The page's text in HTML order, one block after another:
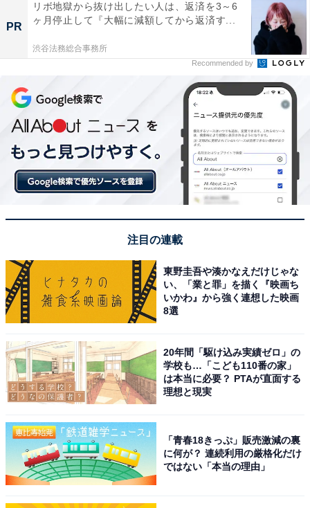
PR
リボ地獄から抜け出したい人は、返済を3～6
ヶ月停止して『大幅に減額してから返済す...
渋谷法務総合事務所
Recommended by
注目の連載
東野圭吾や湊かなえだけじゃな
い、「業と罪」を描く『映画ち
いかわ』から強く連想した映画
8選
20年間「駆け込み実績ゼロ」の
学校も…「こども110番の家」
は本当に必要？ PTAが直面する
理想と現実
「青春18きっぷ」販売激減の裏
に何が？ 連続利用の厳格化だけ
ではない「本当の理由」